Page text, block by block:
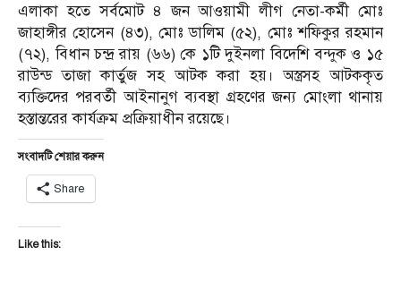
এলাকা হতে সর্বমোট ৪ জন আওয়ামী লীগ নেতা-কর্মী মোঃ
জাহাঙ্গীর হোসেন (৪৩), মোঃ ডালিম (৫২), মোঃ শফিকুর রহমান
(৭২), বিধান চন্দ্র রায় (৬৬) কে ১টি দুইনলা বিদেশি বন্দুক ও ১৫
রাউন্ড তাজা কার্তুজ সহ আটক করা হয়। অস্ত্রসহ আটককৃত
ব্যক্তিদের পরবর্তী আইনানুগ ব্যবস্থা গ্রহণের জন্য মোংলা থানায়
হস্তান্তরের কার্যক্রম প্রক্রিয়াধীন রয়েছে।
সংবাদটি শেয়ার করুন
Share
Like this: